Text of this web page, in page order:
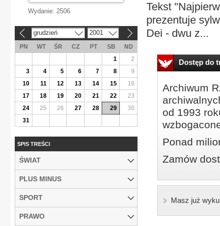
Tekst
prezentuje
Dei - dwu z...
Dostęp do
Archiwum
od 1993
Ponad
Zamów
Masz już
Wydanie: 2506
grudzień 2001
PN WT ŚR CZ PT SB
ND
1
2
3
4 5 6 7 8
9
10
11 12 13 14 15
16
17
18 19 20 21 22
23
24
25 26 27 28 29
30
31
SPIS TREŚCI
ŚWIAT
PLUS MINUS
SPORT
PRAWO